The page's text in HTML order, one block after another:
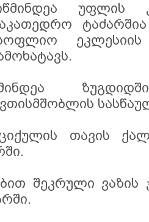
უფლის
თავის
შეკრული ვაზის